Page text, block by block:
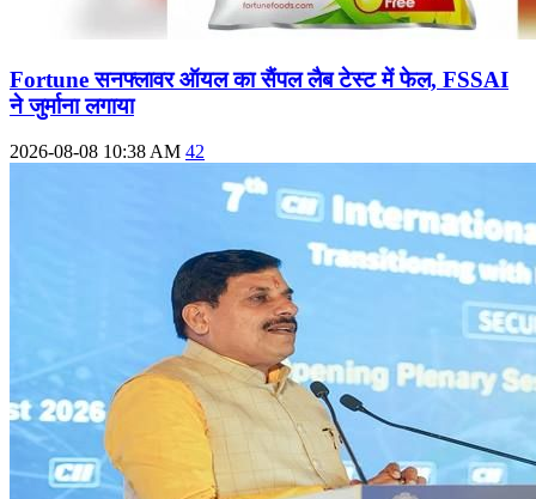
Fortune सनफ्लावर ऑयल का सैंपल लैब टेस्ट में फेल, FSSAI
ने जुर्माना लगाया
2026-08-08 10:38 AM 42